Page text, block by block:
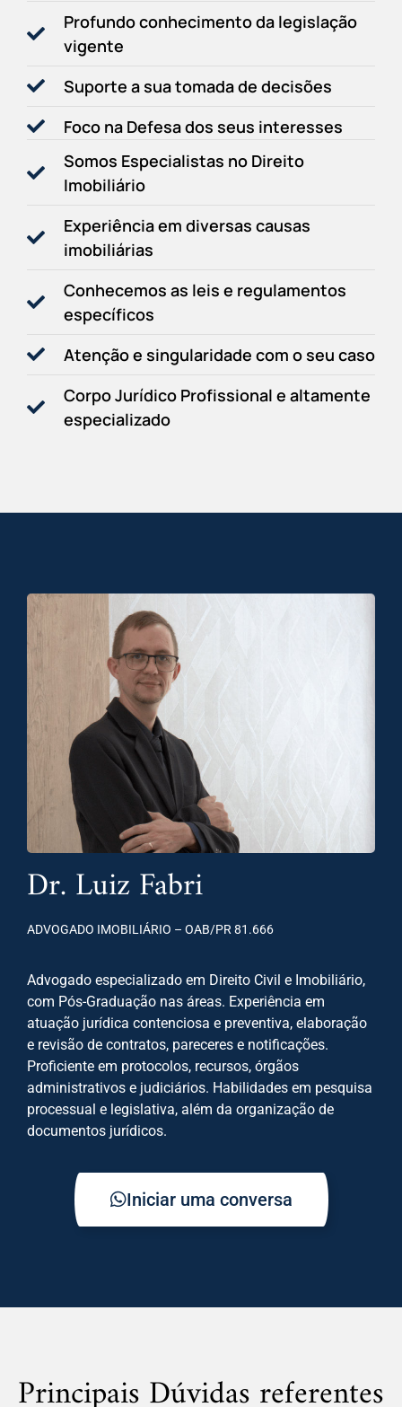
Profundo conhecimento da legislação
vigente
Suporte a sua tomada de decisões
Foco na Defesa dos seus interesses
Somos Especialistas no Direito
Imobiliário
Experiência em diversas causas
imobiliárias
Conhecemos as leis e regulamentos
específicos
Atenção e singularidade com o seu caso
Corpo Jurídico Profissional e altamente
especializado
Dr. Luiz Fabri
ADVOGADO IMOBILIÁRIO – OAB/PR 81.666
Advogado especializado em Direito Civil e Imobiliário,
com Pós-Graduação nas áreas. Experiência em
atuação jurídica contenciosa e preventiva, elaboração
e revisão de contratos, pareceres e notificações.
Proficiente em protocolos, recursos, órgãos
administrativos e judiciários. Habilidades em pesquisa
processual e legislativa, além da organização de
documentos jurídicos.
Iniciar uma conversa
Principais Dúvidas referentes